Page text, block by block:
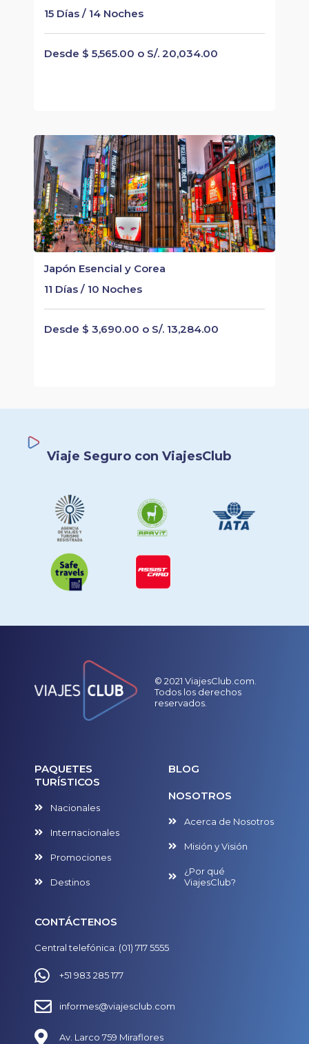
15 Días / 14 Noches
Desde $ 5,565.00 o S/. 20,034.00
Japón Esencial y Corea
11 Días / 10 Noches
Desde $ 3,690.00 o S/. 13,284.00
Viaje Seguro con ViajesClub
© 2021 ViajesClub.com.
Todos los derechos
reservados.
PAQUETES
TURÍSTICOS
Nacionales
Internacionales
Promociones
Destinos
BLOG
NOSOTROS
Acerca de Nosotros
Misión y Visión
¿Por qué
ViajesClub?
CONTÁCTENOS
Central telefónica: (01) 717 5555
+51 983 285 177
informes@viajesclub.com
Av. Larco 759 Miraflores